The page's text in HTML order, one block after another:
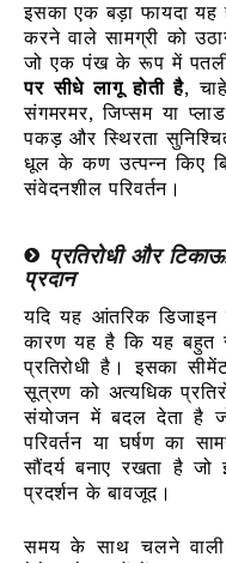
इसका एक बड़ा फायदा
करने वाले सामग्री को
जो एक पंख के रूप में
पर सीधे लागू होती है,
संगमरमर, जिप्सम या
पकड़ और स्थिरता
धूल के कण उत्पन्न किए
संवेदनशील परिवर्तन।
प्रतिरोधी और
प्रदान
यदि यह आंतरिक
कारण यह है कि यह बहुत
प्रतिरोधी है। इसका
सूत्रण को अत्यधिक
संयोजन में बदल देता है
परिवर्तन या घर्षण का
सौंदर्य बनाए रखता है
प्रदर्शन के बावजूद।
समय के साथ चलने